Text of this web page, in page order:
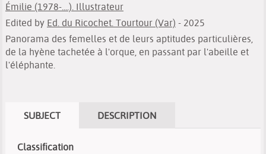
Émilie (1978-....). Illustrateur
Edited by Ed. du Ricochet. Tourtour (Var) - 2025
Panorama des femelles et de leurs aptitudes particulières,
de la hyène tachetée à l'orque, en passant par l'abeille et
l'éléphante.
SUBJECT DESCRIPTION
Classification